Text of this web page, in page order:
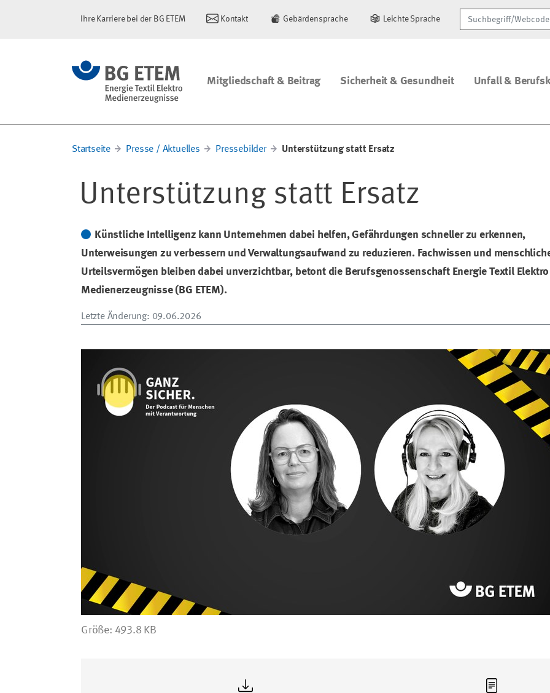
Ihre Karriere bei der BG ETEM Kontakt Gebärdensprache Leichte Sprache Suchbegriff/Webcode
Mitgliedschaft & Beitrag Sicherheit & Gesundheit Unfall &
Startseite Presse / Aktuelles Pressebilder Unterstützung statt Ersatz
Unterstützung statt Ersatz
Künstliche Intelligenz kann Unternehmen dabei helfen, Gefährdungen schneller zu erkennen,
Unterweisungen zu verbessern und Verwaltungsaufwand zu reduzieren. Fachwissen und
Urteilsvermögen bleiben dabei unverzichtbar, betont die Berufsgenossenschaft Energie Textil Elektro
Medienerzeugnisse (BG ETEM).
Letzte Änderung: 09.06.2026
Click um das Bild in voller Größe anzuzeigen…
Größe: 493.8 KB